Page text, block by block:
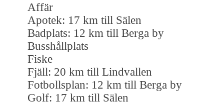
Affär
Apotek: 17 km till Sälen
Badplats: 12 km till Berga by
Busshållplats
Fiske
Fjäll: 20 km till Lindvallen
Fotbollsplan: 12 km till Berga by
Golf: 17 km till Sälen